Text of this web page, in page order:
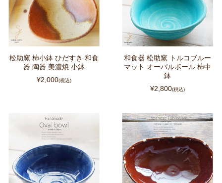
松助窯 柿小鉢 ひだすき 和食
器 陶器 美濃焼 小鉢
¥2,000(税込)
和食器 松助窯 トルコブルー
マット オーバルボール 柿中
鉢
¥2,800(税込)